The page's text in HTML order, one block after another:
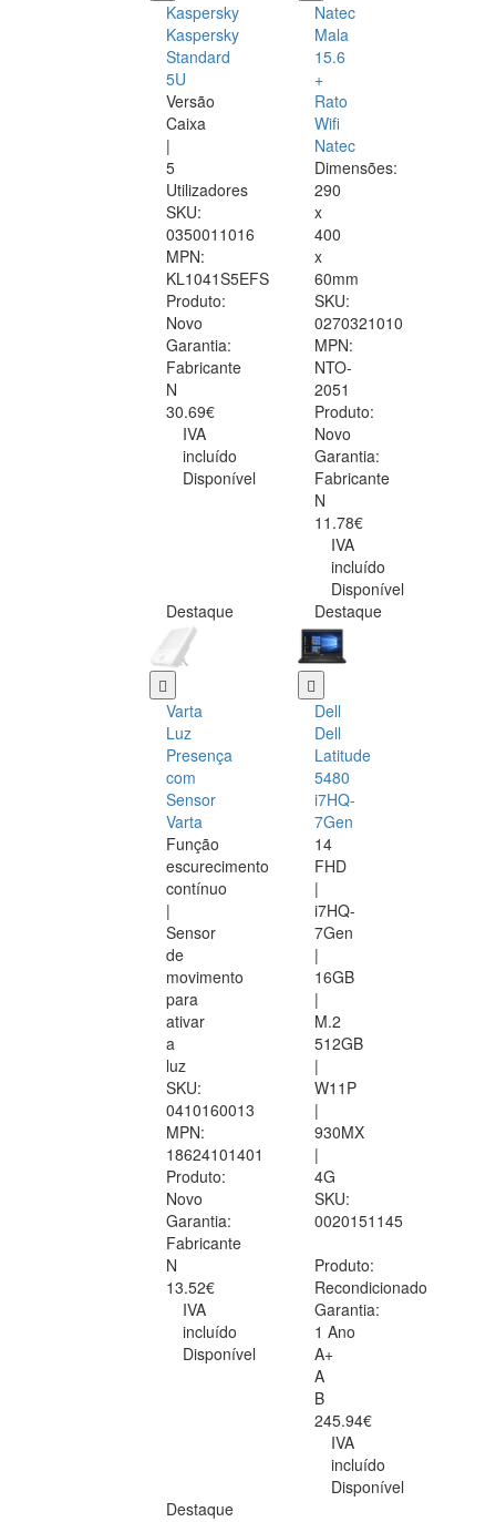
Kaspersky
Kaspersky
Standard
5U
Versão
Caixa
|
5
Utilizadores
SKU:
0350011016
MPN:
KL1041S5EFS
Produto:
Novo
Garantia:
Fabricante
N
30.69€
IVA
incluído
Disponível
Natec
Mala
15.6
+
Rato
Wifi
Natec
Dimensões:
290
x
400
x
60mm
SKU:
0270321010
MPN:
NTO-
2051
Produto:
Novo
Garantia:
Fabricante
N
11.78€
IVA
incluído
Disponível
Destaque
Varta
Luz
Presença
com
Sensor
Varta
Função
escurecimento
contínuo
|
Sensor
de
movimento
para
ativar
a
luz
SKU:
0410160013
MPN:
18624101401
Produto:
Novo
Garantia:
Fabricante
N
13.52€
IVA
incluído
Disponível
Destaque
Dell
Dell
Latitude
5480
i7HQ-
7Gen
14
FHD
|
i7HQ-
7Gen
|
16GB
|
M.2
512GB
|
W11P
|
930MX
|
4G
SKU:
0020151145
Produto:
Recondicionado
Garantia:
1 Ano
A+
A
B
245.94€
IVA
incluído
Disponível
Destaque